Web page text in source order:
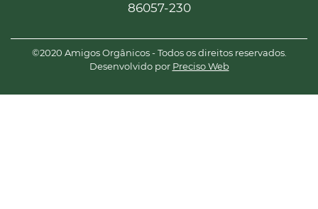
86057-230
©2020 Amigos Orgânicos - Todos os direitos reservados.
Desenvolvido por Preciso Web